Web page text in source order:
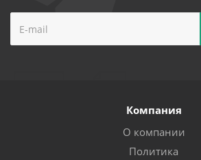
Компания
О компании
Политика